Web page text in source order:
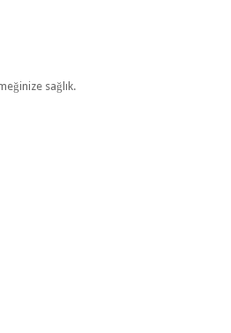
sağlık.